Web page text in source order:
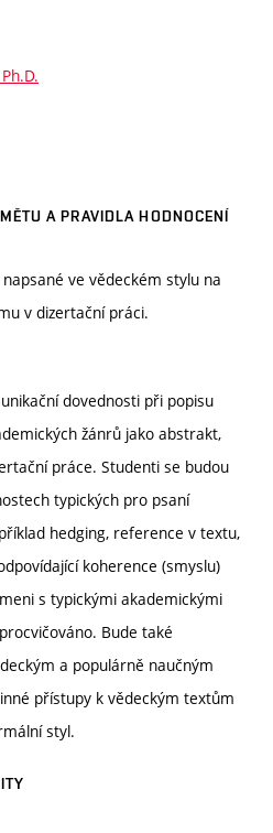
A PRAVIDLA HODNOCENÍ
ve vědeckém stylu na
v dizertační práci.
dovednosti při popisu
žánrů jako abstrakt,
práce. Studenti se budou
typických pro psaní
hedging, reference v textu,
koherence (smyslu)
s typickými akademickými
Bude také
a populárně naučným
přístupy k vědeckým textům
styl.